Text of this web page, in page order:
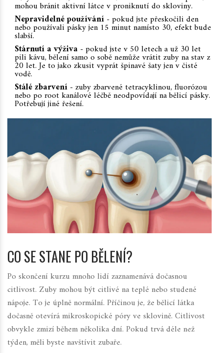
mohou bránit aktivní látce v proniknutí do skloviny.
Nepravidelné používání - pokud jste přeskočili den
nebo používali pásky jen 15 minut namísto 30, efekt bude
slabší.
Stárnutí a výživa - pokud jste v 50 letech a už 30 let
pili kávu, bělení samo o sobě nemůže vrátit zuby na stav z
20 let. Je to jako zkusit vyprát špinavé šaty jen v čisté
vodě.
Stálé zbarvení - zuby zbarvené tetracyklinou, fluorózou
nebo po root kanálové léčbě neodpovídají na bělicí pásky.
Potřebují jiné řešení.
CO SE STANE PO BĚLENÍ?
Po skončení kurzu mnoho lidí zaznamenává dočasnou
citlivost. Zuby mohou být citlivé na teplé nebo studené
nápoje. To je úplně normální. Příčinou je, že bělicí látka
dočasně otevírá mikroskopické póry ve sklovině. Citlivost
obvykle zmizí během několika dní. Pokud trvá déle než
týden, měli byste navštívit zubaře.